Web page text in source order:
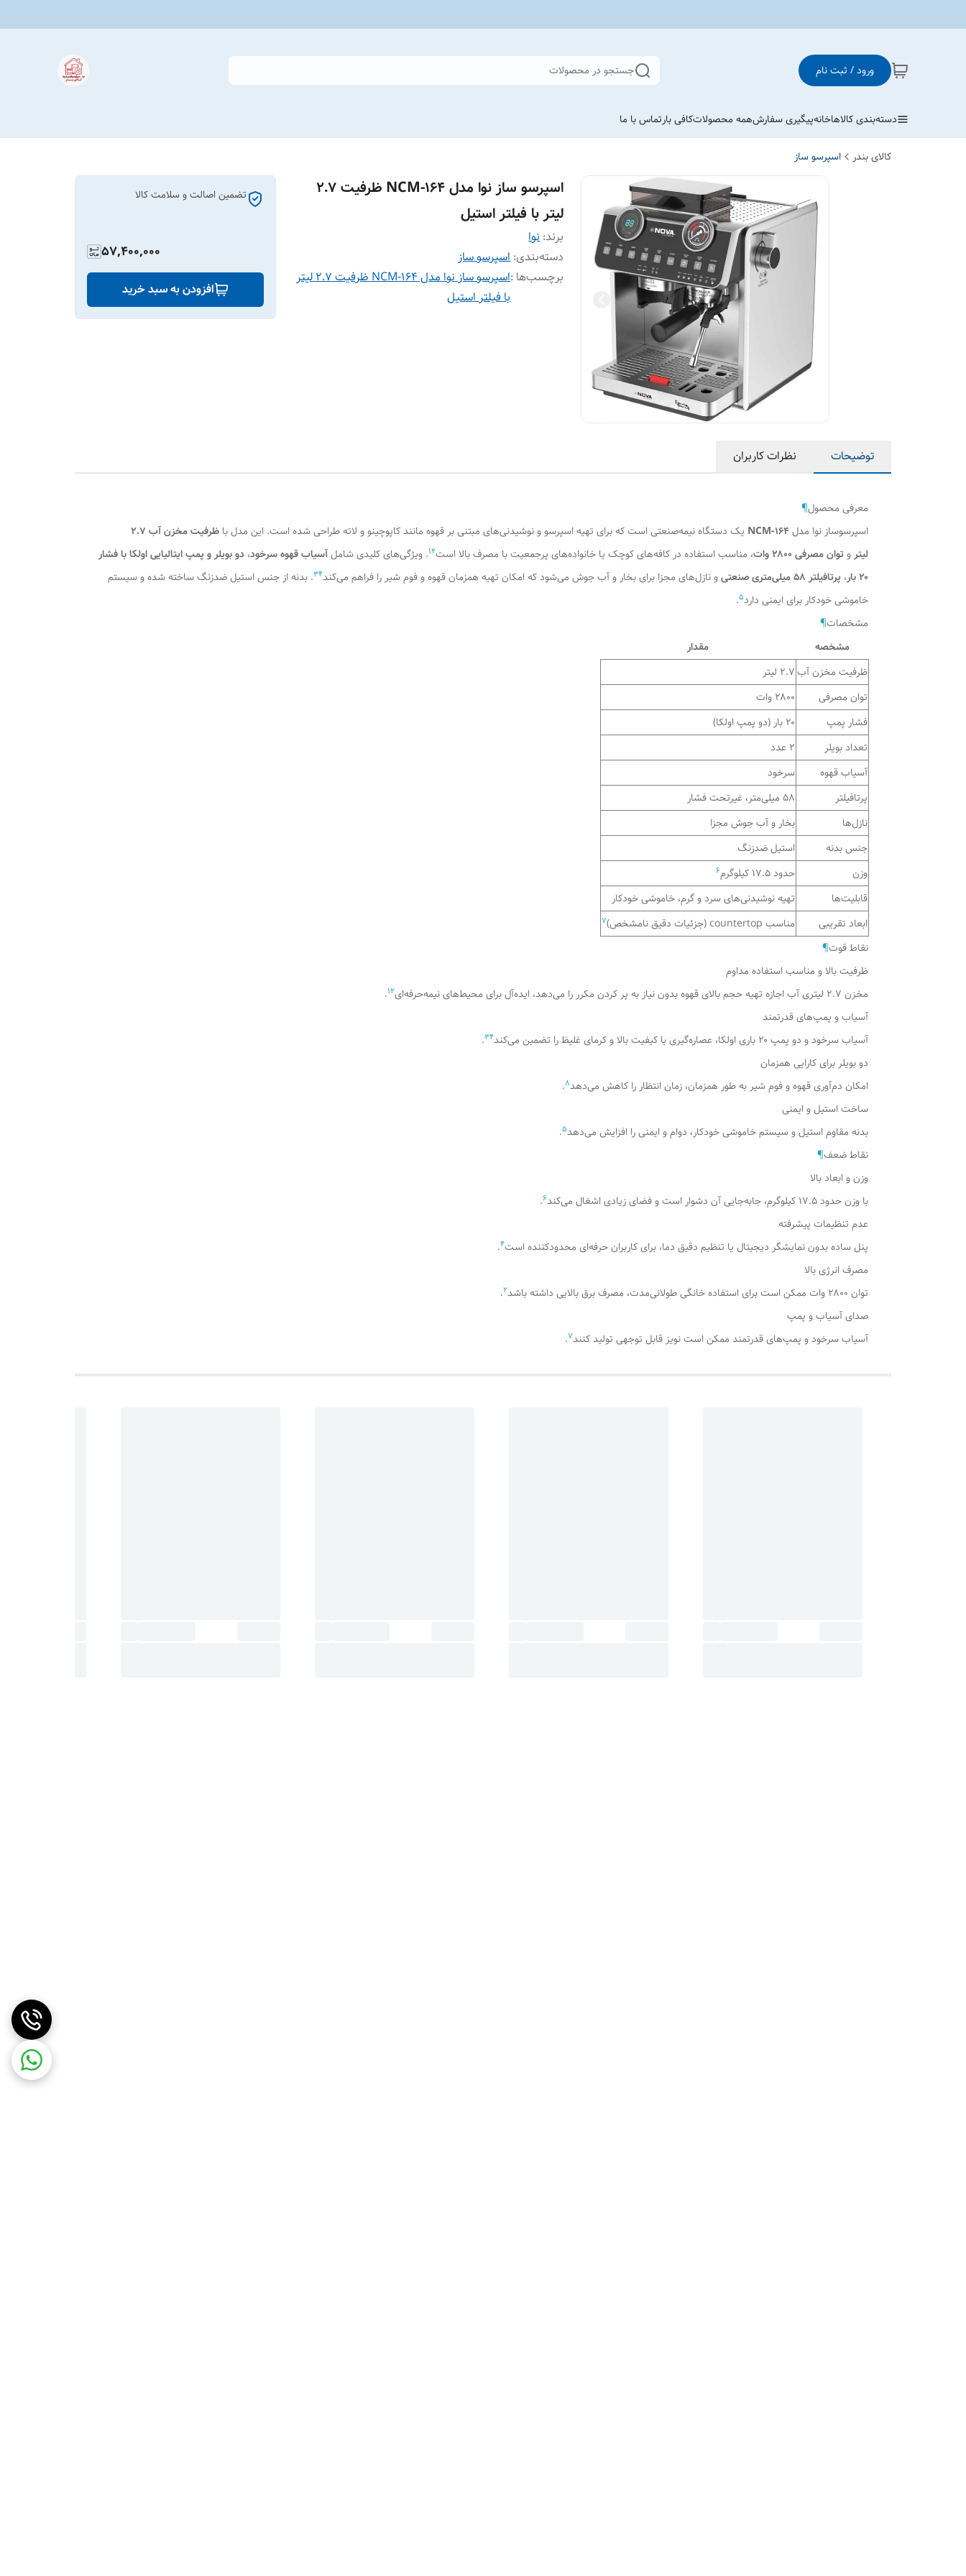
ورود / ثبت نام جستجو در محصولات
دسته‌بندی کالاهاخانهپیگیری سفارشهمه محصولاتکافی بارتماس با ما
کالای بندر اسپرسو ساز
اسپرسو ساز نوا مدل NCM-164 ظرفیت ۲.۷
لیتر با فیلتر استیل
برند:نوا
دسته‌بندی:اسپرسو ساز
برچسب‌ها :
اسپرسو ساز نوا مدل NCM-164 ظرفیت ۲.۷ لیتر
با فیلتر استیل
تضمین اصالت و سلامت کالا
57,400,000
افزودن به سبد خرید
توضیحات نظرات کاربران
معرفی محصول¶
اسپرسوساز نوا مدلNCM-164 یک دستگاه نیمه‌صنعتی است که برای تهیه اسپرسو و نوشیدنی‌های مبتنی بر قهوه مانند کاپوچینو و لاته طراحی شده است. این مدل با
ظرفیت مخزن آب ۲.۷
لیتر و توان مصرفی ۲۸۰۰ وات ، مناسب استفاده در کافه‌های کوچک یا خانواده‌های پرجمعیت با مصرف بالا است 12 . ویژگی‌های کلیدی شاملآسیاب قهوه سرخود، دو بویلر و پمپ ایتالیایی اولکا با فشار
۲۰ بار
، پرتافیلتر ۵۸ میلی‌متری صنعتی و نازل‌های مجزا برای بخار و آب جوش می‌شود که امکان تهیه همزمان قهوه و فوم شیر را فراهم می‌کند 34 . بدنه از جنس استیل ضدزنگ ساخته شده و سیستم
خاموشی خودکار برای ایمنی دارد5
.
مشخصات¶
مشخصه
مقدار
ظرفیت مخزن آب۲.۷ لیتر
توان مصرفی
۲۸۰۰ وات
فشار پمپ
۲۰ بار (دو پمپ اولکا)
تعداد بویلر
۲ عدد
آسیاب قهوه
سرخود
پرتافیلتر
۵۸ میلی‌متر، غیرتحت فشار
نازل‌ها
بخار و آب جوش مجزا
جنس بدنه
استیل ضدزنگ
وزن
حدود ۱۷.۵ کیلوگرم 6
قابلیت‌ها
تهیه نوشیدنی‌های سرد و گرم، خاموشی خودکار
ابعاد تقریبی
مناسب countertop (جزئیات دقیق نامشخص) 7
نقاط قوت¶
ظرفیت بالا و مناسب استفاده مداوم
مخزن ۲.۷ لیتری آب اجازه تهیه حجم بالای قهوه بدون نیاز به پر کردن مکرر را می‌دهد، ایده‌آل برای محیط‌های نیمه‌حرفه‌ای
12
.
آسیاب و پمپ‌های قدرتمند
آسیاب سرخود و دو پمپ ۲۰ باری اولکا، عصاره‌گیری با کیفیت بالا و کرمای غلیظ را تضمین می‌کند
34
.
دو بویلر برای کارایی همزمان
امکان دم‌آوری قهوه و فوم شیر به طور همزمان، زمان انتظار را کاهش می‌دهد8
.
ساخت استیل و ایمنی
بدنه مقاوم استیل و سیستم خاموشی خودکار، دوام و ایمنی را افزایش می‌دهد5
.
نقاط ضعف¶
وزن و ابعاد بالا
با وزن حدود ۱۷.۵ کیلوگرم، جابه‌جایی آن دشوار است و فضای زیادی اشغال می‌کند
6
.
عدم تنظیمات پیشرفته
پنل ساده بدون نمایشگر دیجیتال یا تنظیم دقیق دما، برای کاربران حرفه‌ای محدودکننده است4
.
مصرف انرژی بالا
توان ۲۸۰۰ وات ممکن است برای استفاده خانگی طولانی‌مدت، مصرف برق بالایی داشته باشد
2
.
صدای آسیاب و پمپ
آسیاب سرخود و پمپ‌های قدرتمند ممکن است نویز قابل توجهی تولید کنند7
.